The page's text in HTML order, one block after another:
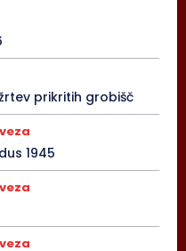
prikritih grobišč
1945